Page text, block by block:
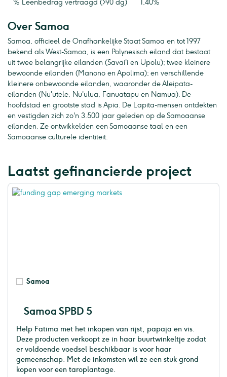
% Leenbedrag vertraagd (>90 dg) 1,40%
Over Samoa
Samoa, officieel de Onafhankelijke Staat Samoa en tot 1997
bekend als West-Samoa, is een Polynesisch eiland dat bestaat
uit twee belangrijke eilanden (Savai'i en Upolu); twee kleinere
bewoonde eilanden (Manono en Apolima); en verschillende
kleinere onbewoonde eilanden, waaronder de Aleipata-
eilanden (Nu'utele, Nu'ulua, Fanuatapu en Namua). De
hoofdstad en grootste stad is Apia. De Lapita-mensen ontdekten
en vestigden zich zo'n 3.500 jaar geleden op de Samoaanse
eilanden. Ze ontwikkelden een Samoaanse taal en een
Samoaanse culturele identiteit.
Laatst gefinancierde project
Samoa
Samoa SPBD 5
Help Fatima met het inkopen van rijst, papaja en vis.
Deze producten verkoopt ze in haar buurtwinkeltje zodat
er voldoende voedsel beschikbaar is voor haar
gemeenschap. Met de inkomsten wil ze een stuk grond
kopen voor een taroplantage.